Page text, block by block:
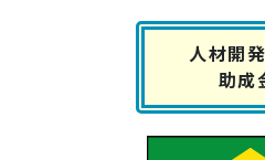
人材開
助成